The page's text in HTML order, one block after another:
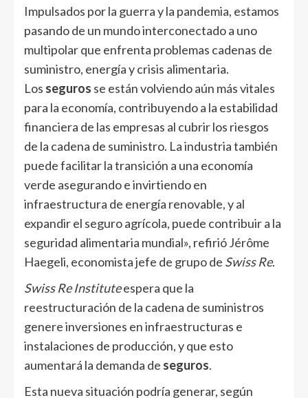
Impulsados ​​por la guerra y la pandemia, estamos
pasando de un mundo interconectado a uno
multipolar que enfrenta problemas cadenas de
suministro, energía y crisis alimentaria.
Los seguros se están volviendo aún más vitales
para la economía, contribuyendo a la estabilidad
financiera de las empresas al cubrir los riesgos
de la cadena de suministro. La industria también
puede facilitar la transición a una economía
verde asegurando e invirtiendo en
infraestructura de energía renovable, y al
expandir el seguro agrícola, puede contribuir a la
seguridad alimentaria mundial», refirió Jérôme
Haegeli, economista jefe de grupo de Swiss Re.
Swiss Re Instituteespera que la
reestructuración de la cadena de suministros
genere inversiones en infraestructuras e
instalaciones de producción, y que esto
aumentará la demanda de seguros.
Esta nueva situación podría generar, según